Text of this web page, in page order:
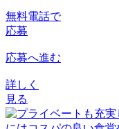
無料電話で
応募
応募へ進む
詳しく
見る